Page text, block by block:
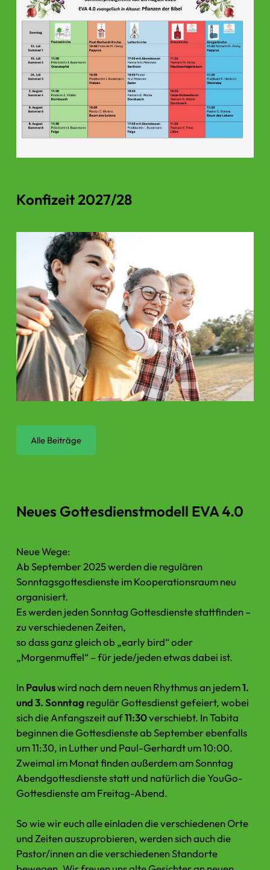
Konfizeit 2027/28
Konfi Zeit 2026/27
Alle Beiträge
Neues Gottesdienstmodell EVA 4.0
Neue Wege:
Ab September 2025 werden die regulären
Sonntagsgottesdienste im Kooperationsraum neu
organisiert.
Es werden jeden Sonntag Gottesdienste stattfinden –
zu verschiedenen Zeiten,
so dass ganz gleich ob „early bird“ oder
„Morgenmuffel“ – für jede/jeden etwas dabei ist.
InPauluswird nach dem neuen Rhythmus an jedem1.
und 3. Sonntag regulär Gottesdienst gefeiert, wobei
sich die Anfangszeit auf11:30verschiebt. In Tabita
beginnen die Gottesdienste ab September ebenfalls
um 11:30, in Luther und Paul-Gerhardt um 10:00.
Zweimal im Monat finden außerdem am Sonntag
Abendgottesdienste statt und natürlich die YouGo-
Gottesdienste am Freitag-Abend.
So wie wir euch alle einladen die verschiedenen Orte
und Zeiten auszuprobieren, werden sich auch die
Pastor/innen an die verschiedenen Standorte